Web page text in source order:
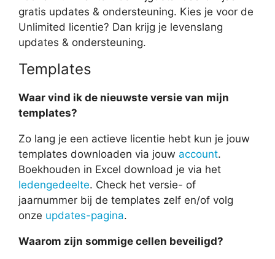
gratis updates & ondersteuning. Kies je voor de
Unlimited licentie? Dan krijg je levenslang
updates & ondersteuning.
Templates
Waar vind ik de nieuwste versie van mijn
templates?
Zo lang je een actieve licentie hebt kun je jouw
templates downloaden via jouw account.
Boekhouden in Excel download je via het
ledengedeelte. Check het versie- of
jaarnummer bij de templates zelf en/of volg
onze updates-pagina.
Waarom zijn sommige cellen beveiligd?